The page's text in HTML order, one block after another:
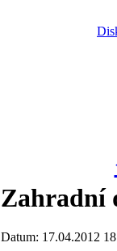
Zahradní
Datum: 17.04.2012